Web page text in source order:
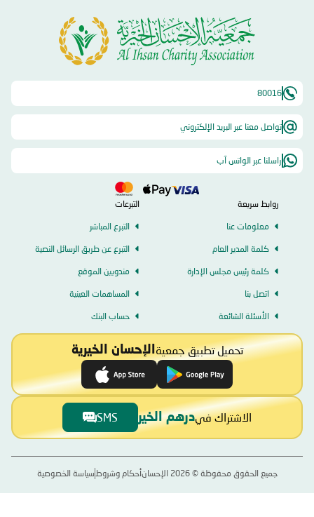
80016
تواصل معنا عبر البريد الإلكتروني
راسلنا عبر الواتس آب
روابط سريعة
معلومات عنا
كلمة المدير العام
كلمة رئيس مجلس الإدارة
اتصل بنا
الأسئلة الشائعة
التبرعات
التبرع المباشر
التبرع عن طريق الرسائل النصية
مندوبين الموقع
المساهمات العينية
حساب البنك
تحميل تطبيق جمعية الإحسان الخيرية
الاشتراك فيدرهم الخير SMS
جميع الحقوق محفوظة ©2026 الإحسانأحكام وشروطسياسة الخصوصية